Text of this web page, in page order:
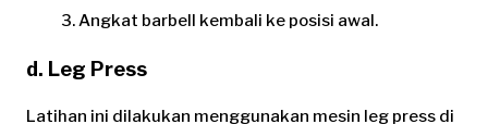
Angkat barbell kembali ke posisi awal.
d. Leg Press
Latihan ini dilakukan menggunakan mesin leg press di